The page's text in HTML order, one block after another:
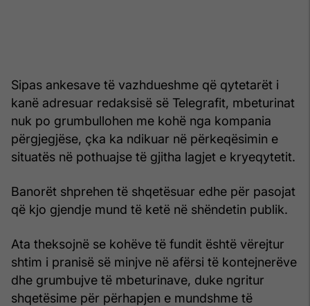
Sipas ankesave të vazhdueshme që qytetarët i
kanë adresuar redaksisë së Telegrafit, mbeturinat
nuk po grumbullohen me kohë nga kompania
përgjegjëse, çka ka ndikuar në përkeqësimin e
situatës në pothuajse të gjitha lagjet e kryeqytetit.
Banorët shprehen të shqetësuar edhe për pasojat
që kjo gjendje mund të ketë në shëndetin publik.
Ata theksojnë se kohëve të fundit është vërejtur
shtim i pranisë së minjve në afërsi të kontejnerëve
dhe grumbujve të mbeturinave, duke ngritur
shqetësime për përhapjen e mundshme të